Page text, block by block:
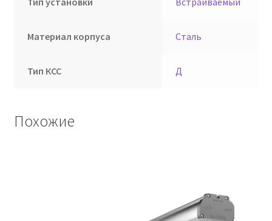
Материал корпуса Сталь
Тип КСС Д
Похожие